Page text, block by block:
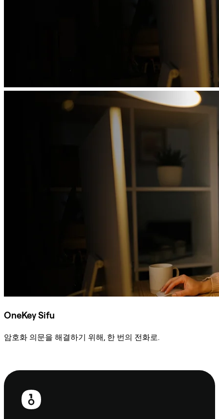
OneKey Sifu
암호화 의문을 해결하기 위해, 한 번의 전화로.
보